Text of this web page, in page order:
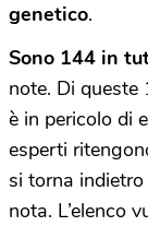
genetico.
Sono 144 in
note. Di
è in pericolo di
esperti
si torna
nota. L’elenco